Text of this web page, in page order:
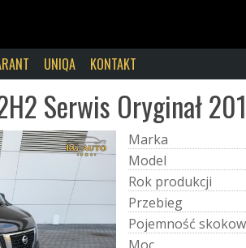
UNIQA KONTAKT
Serwis Oryginał
Marka
Model
Rok produkcji
Przebieg
Pojemność skokow